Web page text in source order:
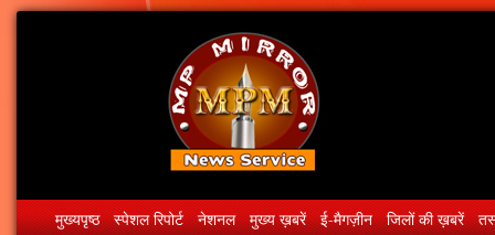
मुख्यपृष्ठ स्पेशल रिपोर्ट नेशनल मुख्य ख़बरें ई-मैगज़ीन जिलों की ख़बरें